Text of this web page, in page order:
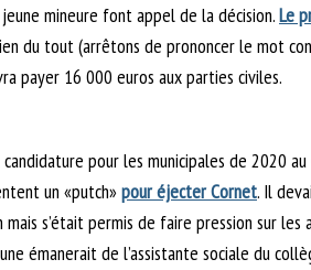
mineure font appel de la décision.Le
du tout (arrêtons de prononcer le mot
payer 16 000 euros aux parties civiles.
pour les municipales de 2020
un «putch»pour éjecter Cornet. Il
mais s’était permis de faire pression sur
émanerait de l’assistante sociale du